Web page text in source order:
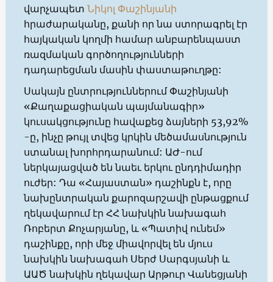
վարչապետ Նիկոլ Փաշինյանի
հրաժարականը, քանի որ նա ստորագրել էր
հայկական կողմի համար անբարենպաստ
ռազմական գործողությունների
դադարեցման մասին փաստաթուղթը:
Սակայն ընտրություններում Փաշինյանի
«Քաղաքացիական պայմանագիր»
կուսակցությունը հավաքեց ձայների 53,92%
-ը, ինչը թույլ տվեց կրկին մեծամասնություն
ստանալ խորհրդարանում: ԱԺ-ում
ներկայացված են նաեւ երկու ընդդիմադիր
ուժեր: Դա «Հայաստան» դաշինքն է, որը
նախընտրական քարոզարշավի ընթացքում
ղեկավարում էր ՀՀ նախկին նախագահ
Ռոբերտ Քոչարյանը, և «Պատիվ ունեմ»
դաշինքը, որի մեջ միավորվել են մյուս
նախկին նախագահ Սերժ Սարգսյանի և
ԱԱԾ նախկին ղեկավար Արթուր Վանեցյանի